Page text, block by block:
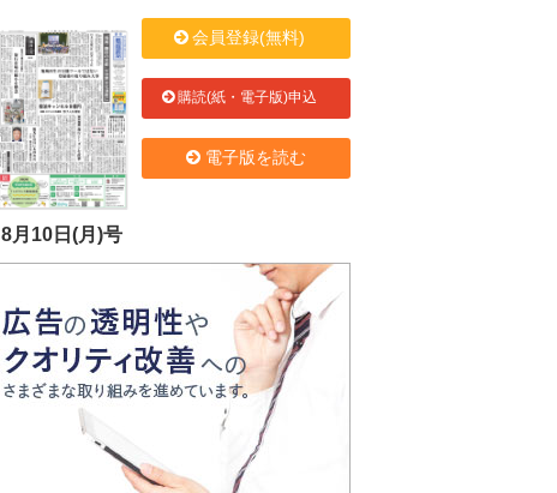
8月10日(月)号
会員登録(無料)
購読(紙・電子版)申込
電子版を読む